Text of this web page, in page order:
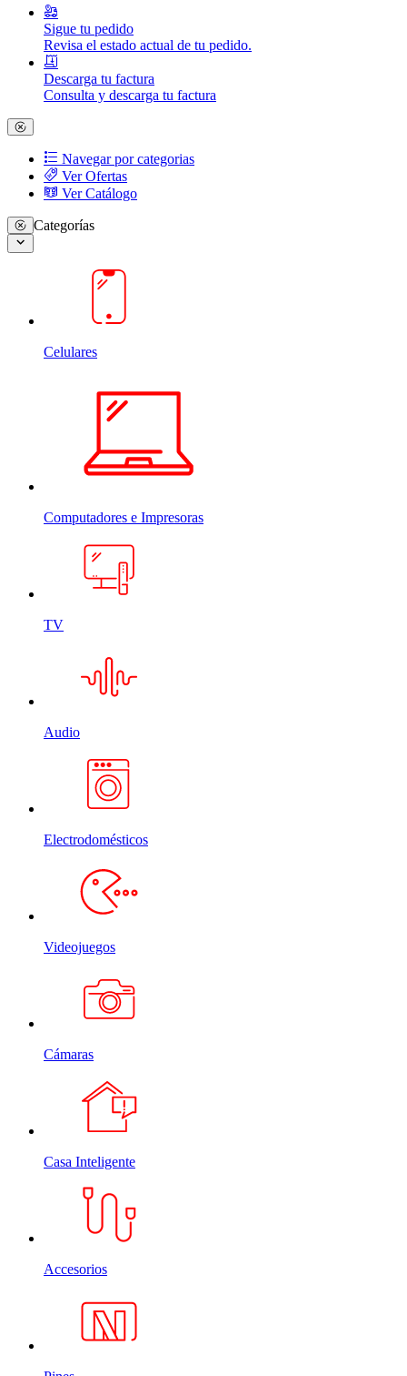
Sigue tu pedido
Revisa el estado actual de tu pedido.
Descarga tu factura
Consulta y descarga tu factura
Navegar por categorias
Ver Ofertas
Ver Catálogo
Categorías
Celulares
Computadores e Impresoras
TV
Audio
Electrodomésticos
Videojuegos
Cámaras
Casa Inteligente
Accesorios